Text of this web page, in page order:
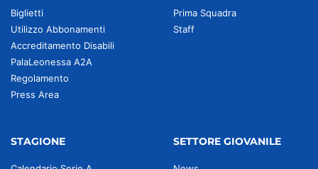
Biglietti
Utilizzo Abbonamenti
Accreditamento Disabili
PalaLeonessa A2A
Regolamento
Press Area
Prima Squadra
Staff
STAGIONE SETTORE GIOVANILE